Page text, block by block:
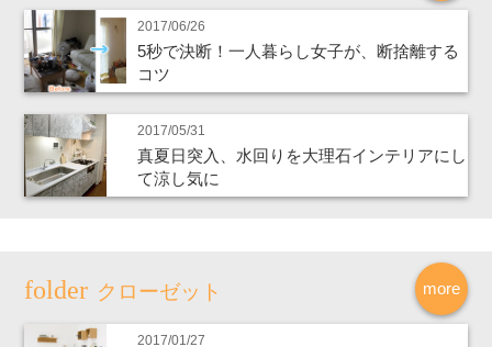
2017/06/26
5秒で決断！一人暮らし女子が、断捨離する
コツ
2017/05/31
真夏日突入、水回りを大理石インテリアにし
て涼し気に
more
クローゼット
2017/01/27